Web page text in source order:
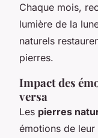
Chaque mois,
lumière de la
naturels
pierres.
Impact des
versa
Les pierres
émotions de